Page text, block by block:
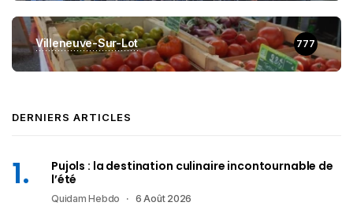
Villeneuve-Sur-Lot 777
DERNIERS ARTICLES
Pujols : la destination culinaire incontournable de
l’été
Quidam Hebdo 6 Août 2026